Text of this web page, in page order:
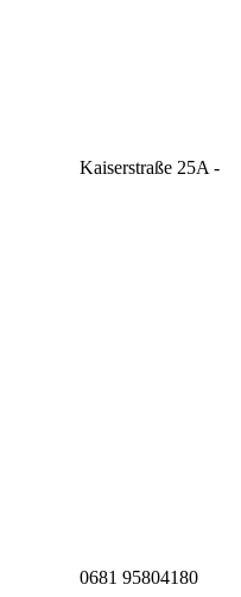
Kaiserstraße 25A -
0681 95804180